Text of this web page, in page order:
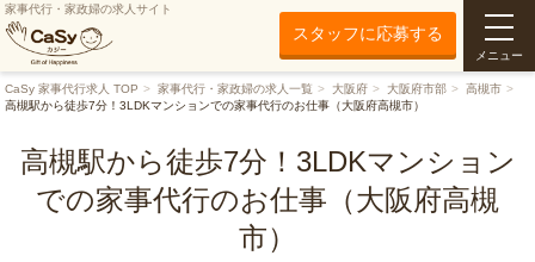
家事代行・家政婦の求人サイト
スタッフに応募する
メニュー
CaSy 家事代行求人 TOP 家事代行・家政婦の求人一覧 大阪府 大阪府市部
高槻市
高槻駅から徒歩7分！3LDKマンションでの家事代行のお仕事（大阪府高槻市）
高槻駅から徒歩7分！3LDKマンション
での家事代行のお仕事（大阪府高槻
市）